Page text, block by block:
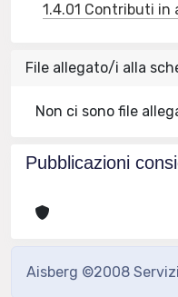
1.4.01 Contributi
File allegato/i alla
Non ci sono file
Pubblicazioni
Aisberg ©2008